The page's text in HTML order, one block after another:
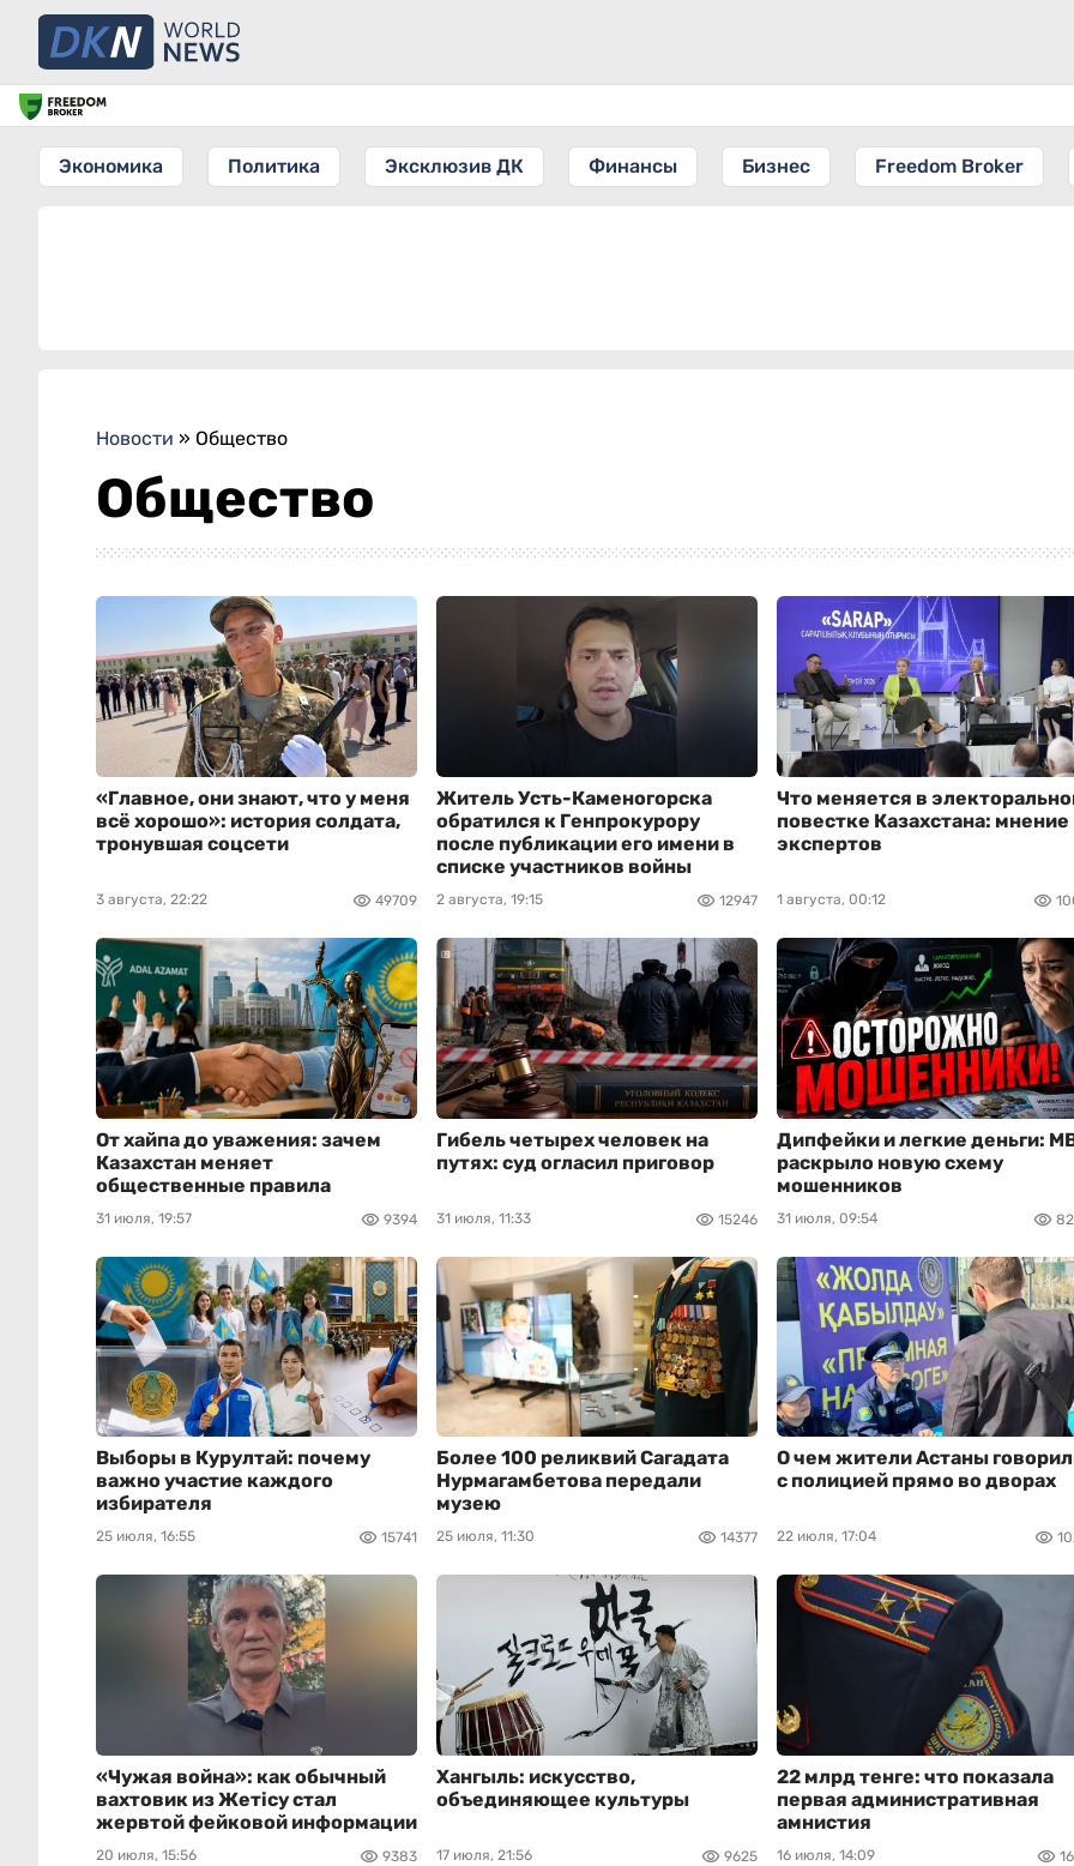
Экономика Политика Эксклюзив ДК Финансы Бизнес Freedom Broker
Новости » Общество
Общество
«Главное, они знают, что у меня
всё хорошо»: история солдата,
тронувшая соцсети
3 августа, 22:22 49709
Житель Усть-Каменогорска
обратился к Генпрокурору
после публикации его имени в
списке участников войны
2 августа, 19:15 12947
Что меняется в
повестке Казахстана: мнение
экспертов
1 августа, 00:12
От хайпа до уважения: зачем
Казахстан меняет
общественные правила
31 июля, 19:57 9394
Гибель четырех человек на
путях: суд огласил приговор
31 июля, 11:33 15246
Дипфейки и легкие деньги:
раскрыло новую схему
мошенников
31 июля, 09:54
Выборы в Курултай: почему
важно участие каждого
избирателя
25 июля, 16:55 15741
Более 100 реликвий Сагадата
Нурмагамбетова передали
музею
25 июля, 11:30 14377
О чем жители Астаны
с полицией прямо во дворах
22 июля, 17:04
«Чужая война»: как обычный
вахтовик из Жетісу стал
жервтой фейковой информации
20 июля, 15:56 9383
Хангыль: искусство,
объединяющее культуры
17 июля, 21:56 9625
22 млрд тенге: что показала
первая административная
амнистия
16 июля, 14:09